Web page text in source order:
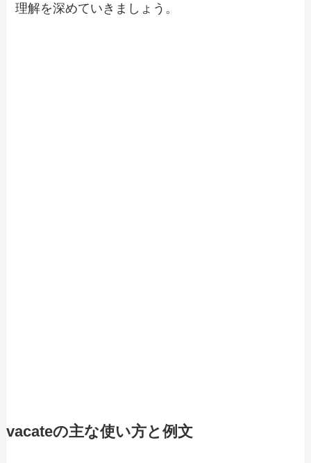
理解を深めていきましょう。
vacateの主な使い方と例文